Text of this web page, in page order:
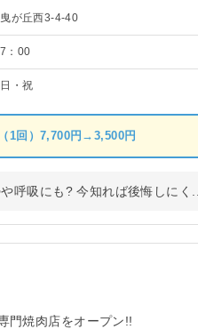
が丘西3-4-40
：00
・祝
1回）7,700円→3,500円
呼吸にも? 今知れば後悔しにく...
門焼肉店をオープン!!